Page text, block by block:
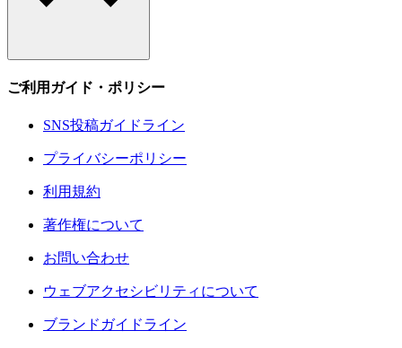
ご利用ガイド・ポリシー
SNS投稿ガイドライン
プライバシーポリシー
利用規約
著作権について
お問い合わせ
ウェブアクセシビリティについて
ブランドガイドライン